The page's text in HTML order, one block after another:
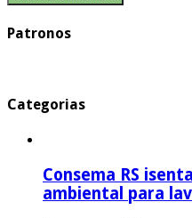
Patronos
Categorias
Consema RS
ambiental para